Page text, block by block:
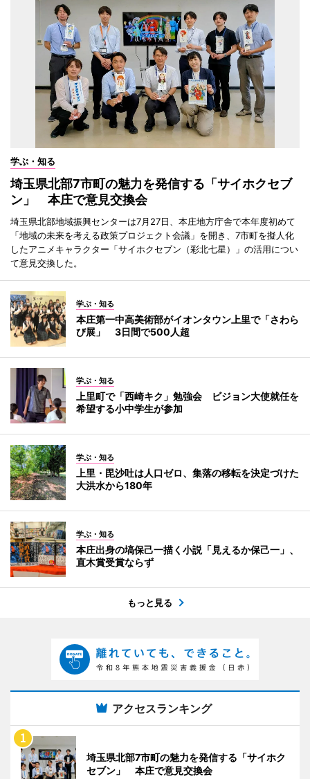
学ぶ・知る
埼玉県北部7市町の魅力を発信する「サイホクセブ
ン」 本庄で意見交換会
埼玉県北部地域振興センターは7月27日、本庄地方庁舎で本年度初めて
「地域の未来を考える政策プロジェクト会議」を開き、7市町を擬人化
したアニメキャラクター「サイホクセブン（彩北七星）」の活用につい
て意見交換した。
学ぶ・知る
本庄第一中高美術部がイオンタウン上里で「さわら
び展」 3日間で500人超
学ぶ・知る
上里町で「西崎キク」勉強会 ビジョン大使就任を
希望する小中学生が参加
学ぶ・知る
上里・毘沙吐は人口ゼロ、集落の移転を決定づけた
大洪水から180年
学ぶ・知る
本庄出身の塙保己一描く小説「見えるか保己一」、
直木賞受賞ならず
もっと見る
アクセスランキング
埼玉県北部7市町の魅力を発信する「サイホク
セブン」 本庄で意見交換会